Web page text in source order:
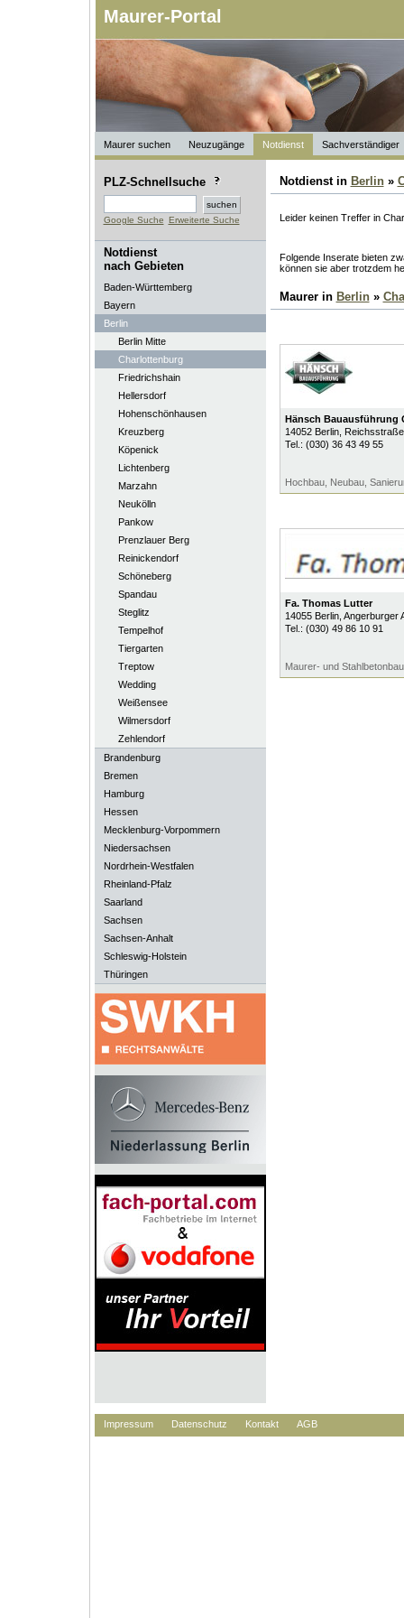
Maurer-Portal
Maurer suchen Neuzugänge Notdienst Sachverständiger
PLZ-Schnellsuche
Google Suche Erweiterte Suche
Notdienst
nach Gebieten
Baden-Württemberg
Bayern
Berlin
Berlin Mitte
Charlottenburg
Friedrichshain
Hellersdorf
Hohenschönhausen
Kreuzberg
Köpenick
Lichtenberg
Marzahn
Neukölln
Pankow
Prenzlauer Berg
Reinickendorf
Schöneberg
Spandau
Steglitz
Tempelhof
Tiergarten
Treptow
Wedding
Weißensee
Wilmersdorf
Zehlendorf
Brandenburg
Bremen
Hamburg
Hessen
Mecklenburg-Vorpommern
Niedersachsen
Nordrhein-Westfalen
Rheinland-Pfalz
Saarland
Sachsen
Sachsen-Anhalt
Schleswig-Holstein
Thüringen
Notdienst in Berlin»
Leider keinen Treffer in
Folgende Inserate bieten
können sie aber trotzdem
Maurer in Berlin»
Hänsch Bauausführung
14052 Berlin,
Tel.: (030) 36 43 49 55
Hochbau, Neubau,
Fa. Thomas Lutter
14055 Berlin, Angerburger
Tel.: (030) 49 86 10 91
Maurer- und
Impressum Datenschutz Kontakt AGB